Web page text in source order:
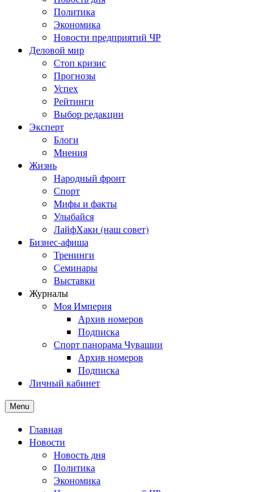
Политика
Экономика
Новости предприятий ЧР
Деловой мир
Стоп кризис
Прогнозы
Успех
Рейтинги
Выбор редакции
Эксперт
Блоги
Мнения
Жизнь
Народный фронт
Спорт
Мифы и факты
Улыбайся
ЛайфХаки (наш совет)
Бизнес-афиша
Тренинги
Семинары
Выставки
Журналы
Моя Империя
Архив номеров
Подписка
Спорт панорама Чувашии
Архив номеров
Подписка
Личный кабинет
Menu
Главная
Новости
Новость дня
Политика
Экономика